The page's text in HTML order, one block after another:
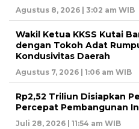
Agustus 8, 2026 | 3:02 am WIB
Wakil Ketua KKSS Kutai
dengan Tokoh Adat
Kondusivitas Daerah
Agustus 7, 2026 | 1:06 am WIB
Rp2,52 Triliun Disiapkan
Percepat Pembangunan
Juli 28, 2026 | 11:54 am WIB